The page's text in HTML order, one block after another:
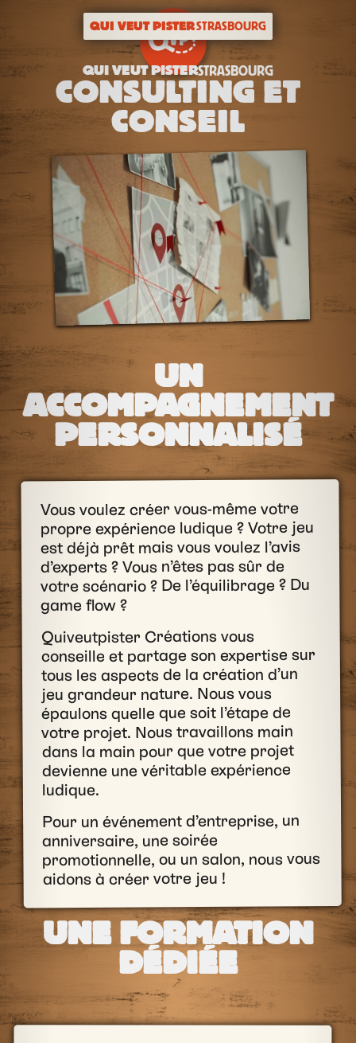
QUI VEUT PISTERSTRASBOURG
QUI VEUT PISTERSTRASBOURG
CONSULTING ET
CONSEIL
UN
ACCOMPAGNEMENT
PERSONNALISÉ
Vous voulez créer vous-même votre
propre expérience ludique ? Votre jeu
est déjà prêt mais vous voulez l’avis
d’experts ? Vous n’êtes pas sûr de
votre scénario ? De l’équilibrage ? Du
game flow ?
Quiveutpister Créations vous
conseille et partage son expertise sur
tous les aspects de la création d’un
jeu grandeur nature. Nous vous
épaulons quelle que soit l’étape de
votre projet. Nous travaillons main
dans la main pour que votre projet
devienne une véritable expérience
ludique.
Pour un événement d’entreprise, un
anniversaire, une soirée
promotionnelle, ou un salon, nous vous
aidons à créer votre jeu !
UNE FORMATION
DÉDIÉE